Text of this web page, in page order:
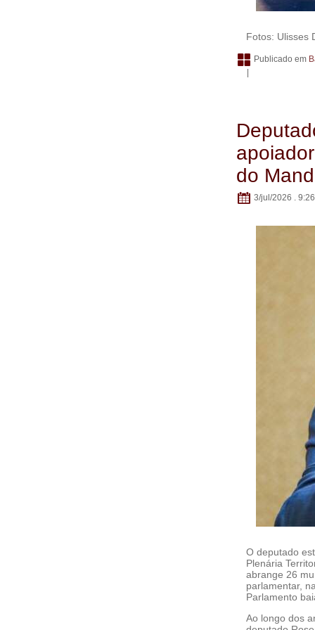
Fotos: Ulisses
Publicado em
|
do
3/jul/2026 . 9:26
O deputado
Plenária
abrange 26
parlamentar,
Parlamento
Ao longo dos